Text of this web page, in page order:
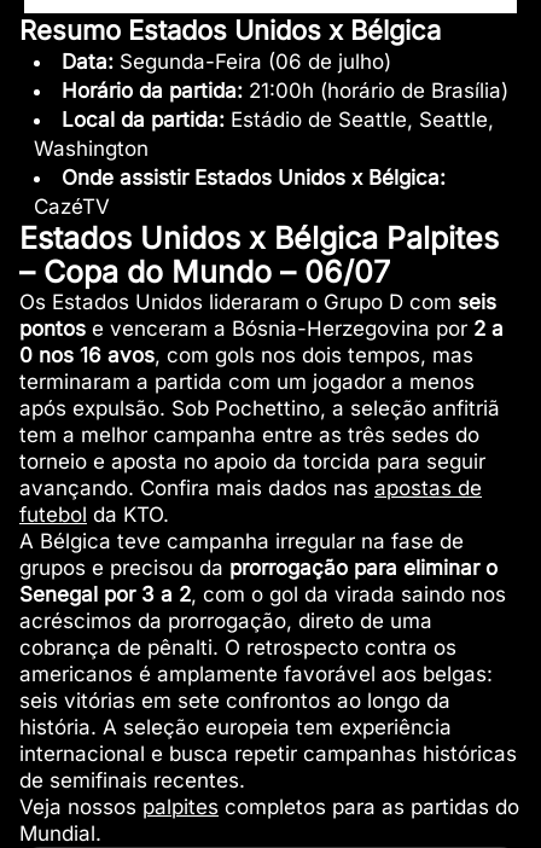
Resumo Estados Unidos x Bélgica
Data: Segunda-Feira (06 de julho)
Horário da partida: 21:00h (horário de Brasília)
Local da partida:Estádio de Seattle, Seattle,
Washington
Onde assistirEstados Unidos x Bélgica:
CazéTV
Estados Unidos x Bélgica Palpites
– Copa do Mundo – 06/07
Os Estados Unidos lideraram o Grupo D com seis
pontose venceram a Bósnia-Herzegovina por 2 a
0 nos 16 avos, com gols nos dois tempos, mas
terminaram a partida com um jogador a menos
após expulsão. Sob Pochettino, a seleção anfitriã
tem a melhor campanha entre as três sedes do
torneio e aposta no apoio da torcida para seguir
avançando. Confira mais dados nas apostas de
futebol da KTO.
A Bélgica teve campanha irregular na fase de
grupos e precisou da prorrogação para eliminar o
Senegal por 3 a 2, com o gol da virada saindo nos
acréscimos da prorrogação, direto de uma
cobrança de pênalti. O retrospecto contra os
americanos é amplamente favorável aos belgas:
seis vitórias em sete confrontos ao longo da
história. A seleção europeia tem experiência
internacional e busca repetir campanhas históricas
de semifinais recentes.
Veja nossos palpites completos para as partidas do
Mundial.